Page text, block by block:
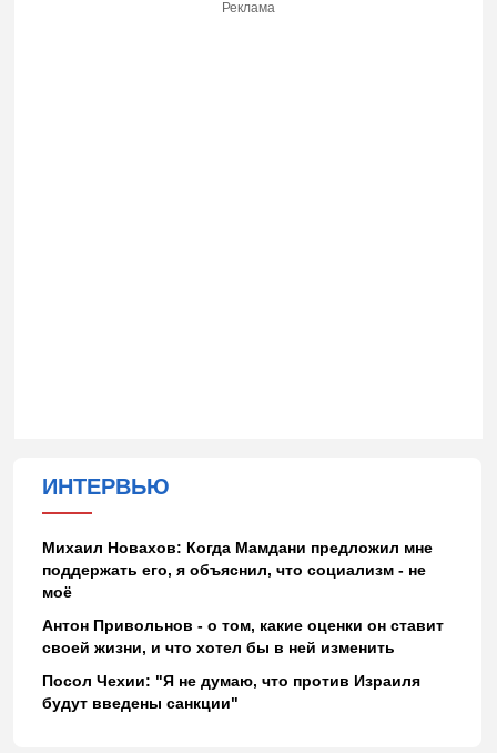
Реклама
ИНТЕРВЬЮ
Михаил Новахов: Когда Мамдани предложил мне
поддержать его, я объяснил, что социализм - не
моё
Антон Привольнов - о том, какие оценки он ставит
своей жизни, и что хотел бы в ней изменить
Посол Чехии: "Я не думаю, что против Израиля
будут введены санкции"